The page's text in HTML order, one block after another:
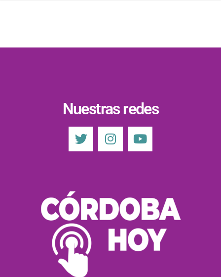
Nuestras redes